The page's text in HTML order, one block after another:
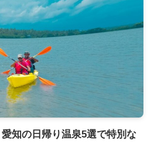
愛知の日帰り温泉5選で特別な